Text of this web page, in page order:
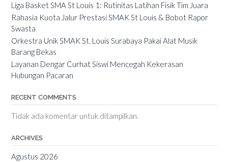
Liga Basket SMA St Louis 1: Rutinitas Latihan Fisik Tim Juara
Rahasia Kuota Jalur Prestasi SMAK St Louis & Bobot Rapor
Swasta
Orkestra Unik SMAK St. Louis Surabaya Pakai Alat Musik
Barang Bekas
Layanan Dengar Curhat Siswi Mencegah Kekerasan
Hubungan Pacaran
RECENT COMMENTS
Tidak ada komentar untuk ditampilkan.
ARCHIVES
Agustus 2026